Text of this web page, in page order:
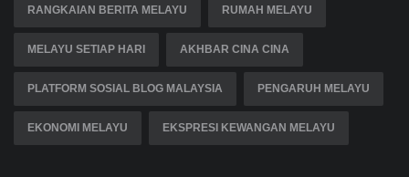
RANGKAIAN BERITA MELAYU RUMAH MELAYU
MELAYU SETIAP HARI AKHBAR CINA CINA
PLATFORM SOSIAL BLOG MALAYSIA PENGARUH MELAYU
EKONOMI MELAYU EKSPRESI KEWANGAN MELAYU